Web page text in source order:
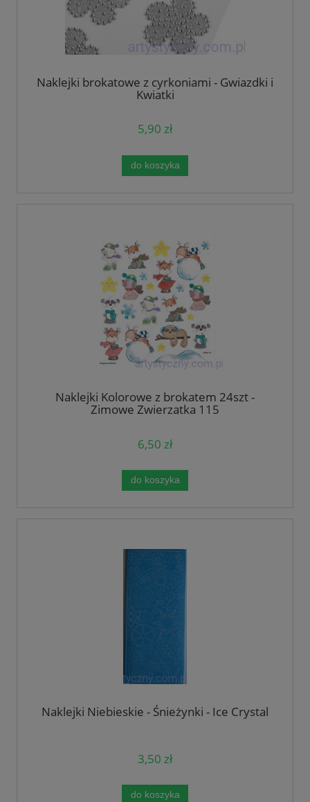
Naklejki brokatowe z cyrkoniami - Gwiazdki i
Kwiatki
5,90 zł
do koszyka
Naklejki Kolorowe z brokatem 24szt -
Zimowe Zwierzątka 115
6,50 zł
do koszyka
Naklejki Niebieskie - Śnieżynki - Ice Crystal
3,50 zł
do koszyka